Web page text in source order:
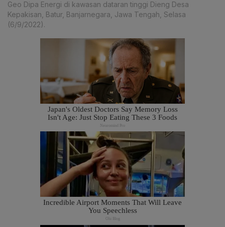
Geo Dipa Energi di kawasan dataran tinggi Dieng Desa
Kepakisan, Batur, Banjarnegara, Jawa Tengah, Selasa
(6/9/2022).